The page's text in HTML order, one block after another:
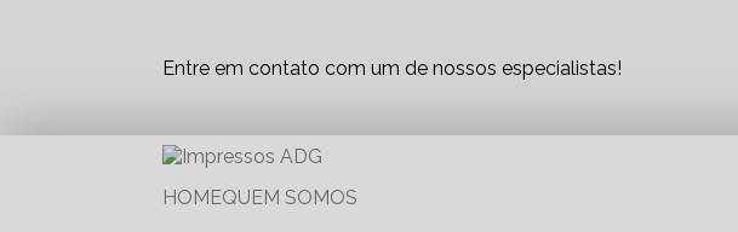
Entre em contato com um de nossos especialistas!
HOME
QUEM SOMOS